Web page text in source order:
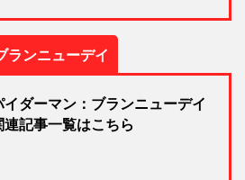
ンニューデイ
イダーマン：ブランニューデイ
連記事一覧はこちら